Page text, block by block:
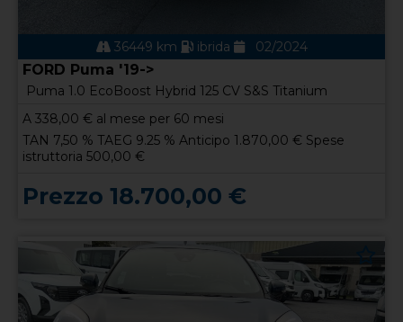
36449 km ibrida 02/2024
FORD Puma '19->
Puma 1.0 EcoBoost Hybrid 125 CV S&S Titanium
A 338,00 € al mese per 60 mesi
TAN 7,50 % TAEG 9.25 % Anticipo 1.870,00 € Spese
istruttoria 500,00 €
Prezzo 18.700,00 €